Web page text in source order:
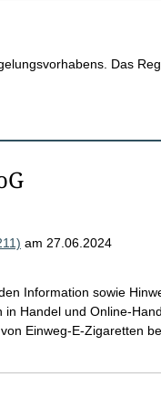
Das
am 27.06.2024
Information sowie
Handel und Online-
Einweg-E-Zigaretten